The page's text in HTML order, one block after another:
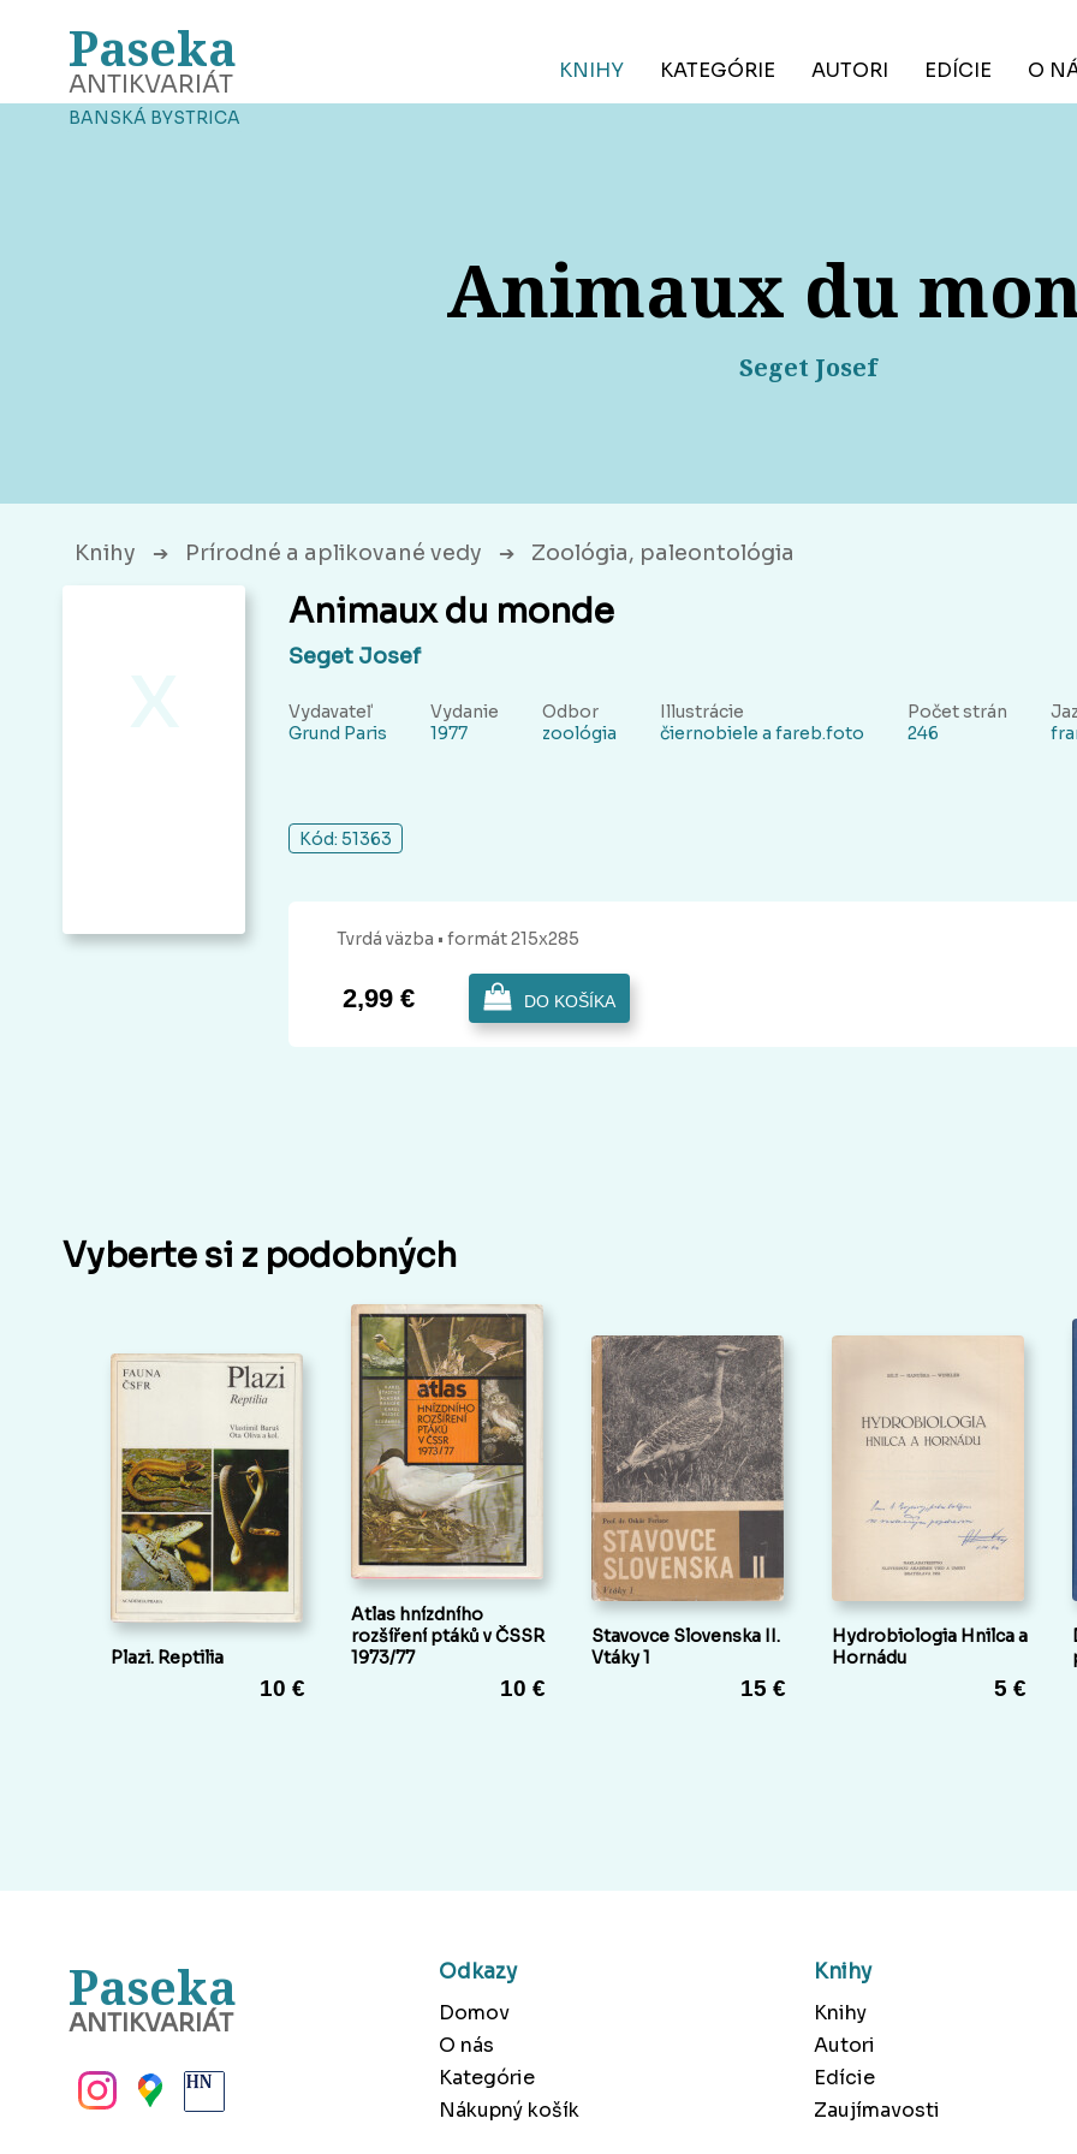
Paseka
ANTIKVARIÁT
BANSKÁ BYSTRICA
KNIHY KATEGÓRIE AUTORI EDÍCIE O
Animaux du
Seget Josef
Knihy ➔ Prírodné a aplikované vedy ➔ Zoológia, paleontológia
Animaux du monde
Seget Josef
Vydavateľ
Grund Paris
Vydanie
1977
Odbor
zoológia
Illustrácie
čiernobiele a fareb.foto
Počet strán
246
Kód: 51363
Tvrdá väzba • formát 215x285
2,99 € DO KOŠÍKA
Vyberte si z podobných
Plazi. Reptilia
10 €
Atlas hnízdního
rozšíření ptáků v ČSSR
1973/77
10 €
Stavovce Slovenska II.
Vtáky 1
15 €
Hydrobiologia Hnilca a
Hornádu
5 €
Paseka
ANTIKVARIÁT
Odkazy
Domov
O nás
Kategórie
Nákupný košík
Knihy
Knihy
Autori
Edície
Zaujímavosti